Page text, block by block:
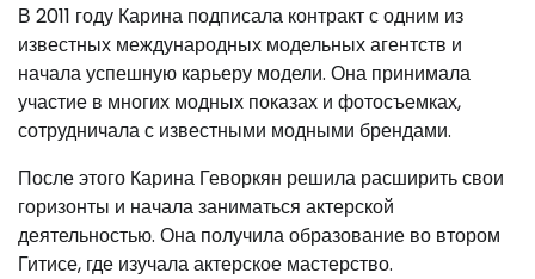
В 2011 году Карина подписала контракт с одним из
известных международных модельных агентств и
начала успешную карьеру модели. Она принимала
участие в многих модных показах и фотосъемках,
сотрудничала с известными модными брендами.
После этого Карина Геворкян решила расширить свои
горизонты и начала заниматься актерской
деятельностью. Она получила образование во втором
Гитисе, где изучала актерское мастерство.